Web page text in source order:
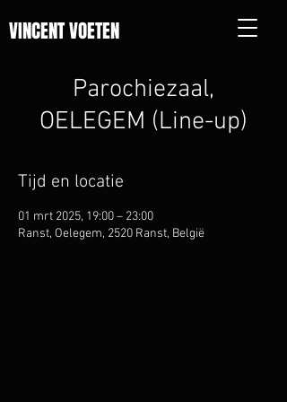
VINCENT VOETEN
Parochiezaal,
OELEGEM (Line-up)
Tijd en locatie
01 mrt 2025, 19:00 – 23:00
Ranst, Oelegem, 2520 Ranst, België